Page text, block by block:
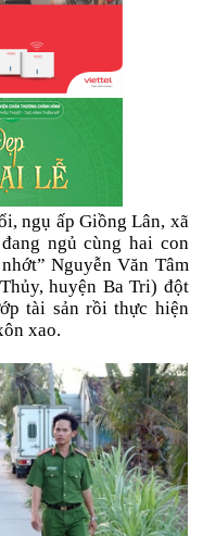
ngụ ấp Giồng Lân, xã
ngủ cùng hai con
Nguyễn Văn Tâm
huyện Ba Tri) đột
tài sản rồi thực hiện
xao.